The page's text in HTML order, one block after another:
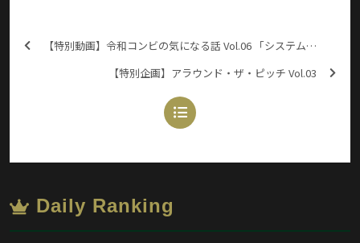
【特別動画】令和コンビの気になる話 Vol.06 「システムについて(3)」
【特別企画】アラウンド・ザ・ピッチ Vol.03
Daily Ranking